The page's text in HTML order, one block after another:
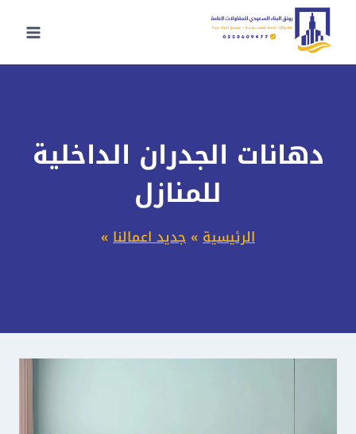
التجاوز
المحتوى
دهانات الجدران الداخلية
للمنازل
الرئيسية»جديد اعمالنا»